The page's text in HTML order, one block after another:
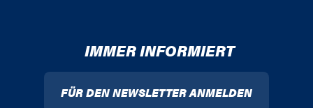
IMMER INFORMIERT
FÜR DEN NEWSLETTER ANMELDEN